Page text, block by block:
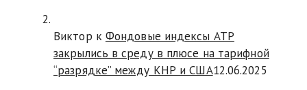
Виктор к Фондовые индексы АТР
закрылись в среду в плюсе на тарифной
“разрядке” между КНР и США12.06.2025